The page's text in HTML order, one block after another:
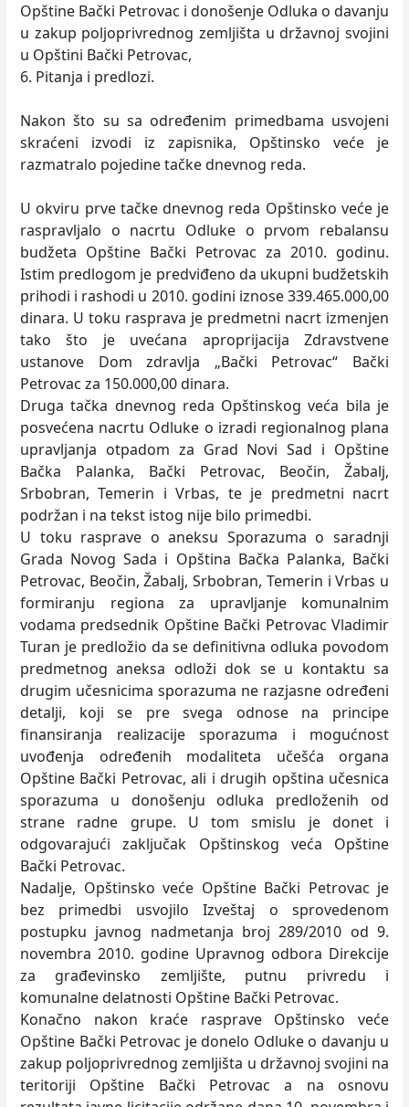
Opštine Bački Petrovac i donošenje Odluka o davanju
u zakup poljoprivrednog zemljišta u državnoj svojini
u Opštini Bački Petrovac,
6. Pitanja i predlozi.
Nakon što su sa određenim primedbama usvojeni
skraćeni izvodi iz zapisnika, Opštinsko veće je
razmatralo pojedine tačke dnevnog reda.
U okviru prve tačke dnevnog reda Opštinsko veće je
raspravljalo o nacrtu Odluke o prvom rebalansu
budžeta Opštine Bački Petrovac za 2010. godinu.
Istim predlogom je predviđeno da ukupni budžetskih
prihodi i rashodi u 2010. godini iznose 339.465.000,00
dinara. U toku rasprava je predmetni nacrt izmenjen
tako što je uvećana aproprijacija Zdravstvene
ustanove Dom zdravlja „Bački Petrovac“ Bački
Petrovac za 150.000,00 dinara.
Druga tačka dnevnog reda Opštinskog veća bila je
posvećena nacrtu Odluke o izradi regionalnog plana
upravljanja otpadom za Grad Novi Sad i Opštine
Bačka Palanka, Bački Petrovac, Beočin, Žabalj,
Srbobran, Temerin i Vrbas, te je predmetni nacrt
podržan i na tekst istog nije bilo primedbi.
U toku rasprave o aneksu Sporazuma o saradnji
Grada Novog Sada i Opština Bačka Palanka, Bački
Petrovac, Beočin, Žabalj, Srbobran, Temerin i Vrbas u
formiranju regiona za upravljanje komunalnim
vodama predsednik Opštine Bački Petrovac Vladimir
Turan je predložio da se definitivna odluka povodom
predmetnog aneksa odloži dok se u kontaktu sa
drugim učesnicima sporazuma ne razjasne određeni
detalji, koji se pre svega odnose na principe
finansiranja realizacije sporazuma i mogućnost
uvođenja određenih modaliteta učešća organa
Opštine Bački Petrovac, ali i drugih opština učesnica
sporazuma u donošenju odluka predloženih od
strane radne grupe. U tom smislu je donet i
odgovarajući zaključak Opštinskog veća Opštine
Bački Petrovac.
Nadalje, Opštinsko veće Opštine Bački Petrovac je
bez primedbi usvojilo Izveštaj o sprovedenom
postupku javnog nadmetanja broj 289/2010 od 9.
novembra 2010. godine Upravnog odbora Direkcije
za građevinsko zemljište, putnu privredu i
komunalne delatnosti Opštine Bački Petrovac.
Konačno nakon kraće rasprave Opštinsko veće
Opštine Bački Petrovac je donelo Odluke o davanju u
zakup poljoprivrednog zemljišta u državnoj svojini na
teritoriji Opštine Bački Petrovac a na osnovu